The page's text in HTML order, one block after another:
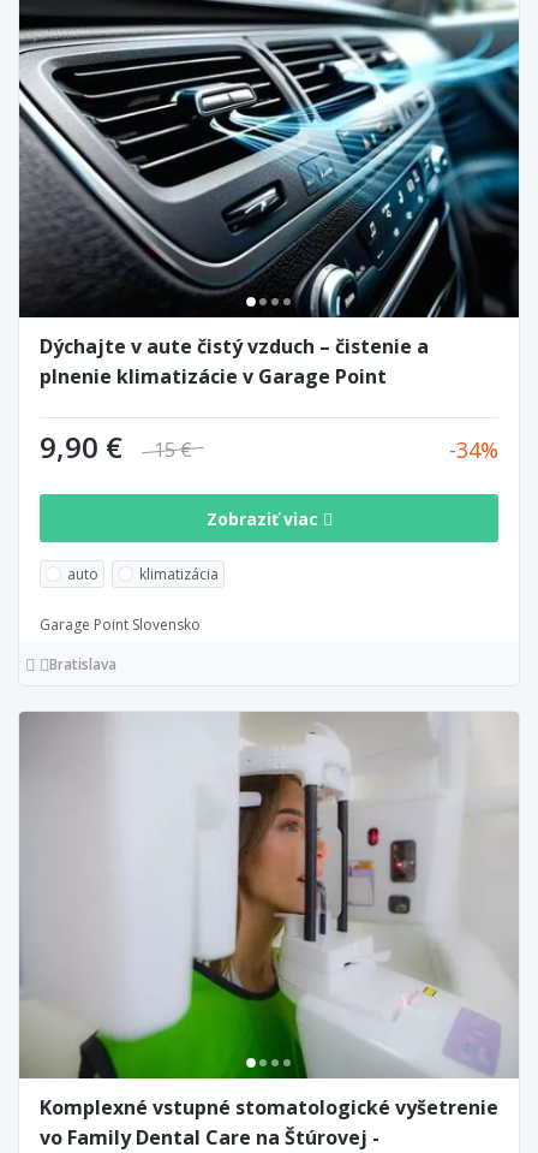
Dýchajte v aute čistý vzduch – čistenie a
plnenie klimatizácie v Garage Point
9,90 € 15 € 34
Zobraziť viac
auto klimatizácia
Garage Point Slovensko
Bratislava
Komplexné vstupné stomatologické vyšetrenie
vo Family Dental Care na Štúrovej -